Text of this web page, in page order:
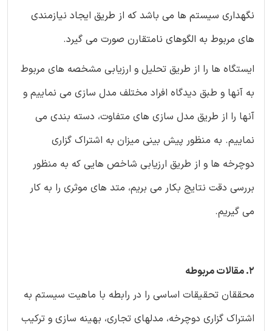
نگهداری سیستم ها می باشد که از طریق ایجاد نیازمندی
های مربوط به الگوهای نامتقارن صورت می گیرد.
ایستگاه ها را از طریق تحلیل و ارزیابی مشخصه های مربوط
به آنها و طبق دیدگاه افراد مختلف مدل سازی می نماییم و
آنها را از طریق مدل سازی های متفاوت، دسته بندی می
نماییم. به منظور پیش بینی میزان به اشتراک گزاری
دوچرخه ها و از طریق ارزیابی شاخص هایی که به منظور
بررسی دقت نتایج بکار می بریم، متد های موثری را به کار
می گیریم.
2. مقالات مربوطه
محققان تحقیقات اساسی را در رابطه با ماهیت سیستم به
اشتراک گزاری دوچرخه، مدلهای تجاری، بهینه سازی و ترکیب